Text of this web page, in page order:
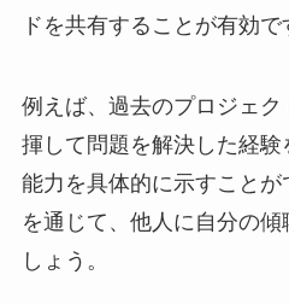
ドを共有することが有効で
例えば、過去のプロジェ
揮して問題を解決した経
能力を具体的に示すこと
を通じて、他人に自分の
しょう。